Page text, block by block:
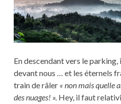
En descendant vers le
devant nous … et les éternels
train de râler « non mais quelle
des nuages! ». Hey, il faut